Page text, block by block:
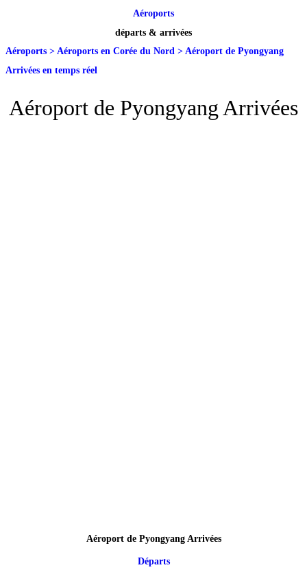
Aéroports
départs & arrivées
Aéroports > Aéroports en Corée du Nord > Aéroport de Pyongyang
Arrivées en temps réel
Aéroport de Pyongyang Arrivées
Aéroport de Pyongyang Arrivées
Départs